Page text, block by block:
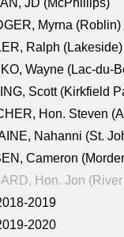
Myrna
Ralph (Lakeside)
Wayne (Lac-du-
Scott (Kirkfield
Hon. Steven
Nahanni (St.
Cameron
Hon. Jon
2019
2020